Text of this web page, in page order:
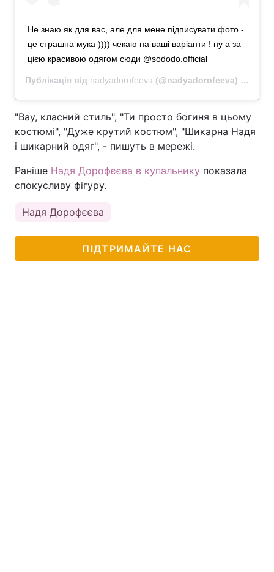
Не знаю як для вас, але для мене підписувати фото -
це страшна мука )))) чекаю на ваші варіанти ! ну а за
цією красивою одягом сюди @sododo.official
Публікація від nadyadorofeeva (@nadyadorofeeva) 26 Вер
"Вау, класний стиль", "Ти просто богиня в цьому
костюмі", "Дуже крутий костюм", "Шикарна Надя
і шикарний одяг", - пишуть в мережі.
Раніше Надя Дорофєєва в купальнику показала
спокусливу фігуру.
Надя Дорофєєва
ПІДТРИМАЙТЕ НАС